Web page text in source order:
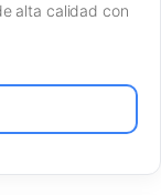
alta calidad con